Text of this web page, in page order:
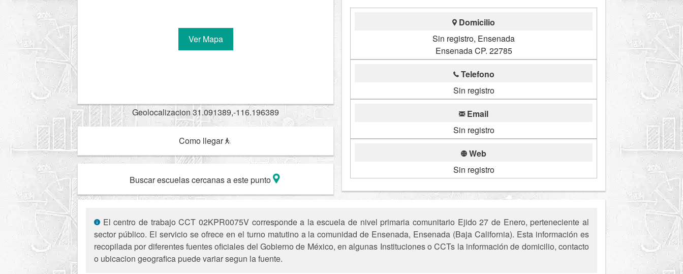
Ver Mapa
Geolocalizacion 31.091389,-116.196389
Como llegar
Buscar escuelas cercanas a este punto
Domicilio
Sin registro, Ensenada
Ensenada CP. 22785
Telefono
Sin registro
Email
Sin registro
Web
Sin registro
El centro de trabajo CCT 02KPR0075V corresponde a la escuela de nivel primaria comunitario Ejido 27 de Enero, perteneciente al
sector público. El servicio se ofrece en el turno matutino a la comunidad de Ensenada, Ensenada (Baja California). Esta información es
recopilada por diferentes fuentes oficiales del Gobierno de México, en algunas Instituciones o CCTs la información de domicilio, contacto
o ubicacion geografica puede variar segun la fuente.